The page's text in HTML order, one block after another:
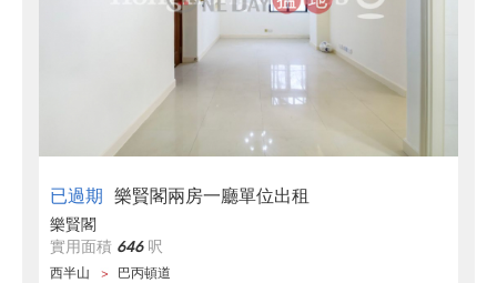
已過期 樂賢閣兩房一廳單位出租
樂賢閣
實用面積 646呎
西半山 巴丙頓道